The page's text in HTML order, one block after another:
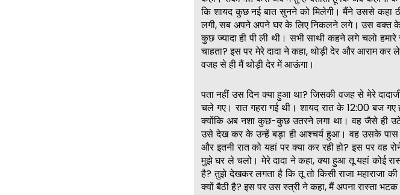
कि शायद कुछ नई बात सुनने को मिलेगी। मैंने उससे कहा
लगी, सब अपने अपने घर के लिए निकलने लगे। उस वक्त
कुछ ज्यादा ही पी ली थी। सभी साथी कहने लगे चलो
चाहता? इस पर मेरे दादा ने कहा, थोड़ी देर और आराम
वजह से ही मैं थोड़ी देर में आऊंगा।
पता नहीं उस दिन क्या हुआ था? जिसकी वजह से मेरे
चले गए। रात गहरा गई थी। शायद रात के 12:00 बज गए
क्योंकि अब नशा कुछ-कुछ उतरने लगा था। वह जैसे ही
उसे देख कर के उन्हें बड़ा ही आश्चर्य हुआ। वह उसके
और इतनी रात को यहां पर क्या कर रही हो? इस पर वह
मुझे घर ले चलो। मेरे दादा ने कहा, क्या हुआ तू यहां कोई
है? तुझे देखकर लगता है कि तू तो किसी राजा महाराजा
क्यों बैठी है? इस पर उस स्त्री ने कहा, मैं अपना रास्ता भटक